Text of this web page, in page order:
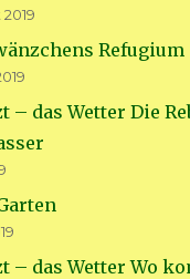
Refugium
– das Wetter Die
– das Wetter Wo